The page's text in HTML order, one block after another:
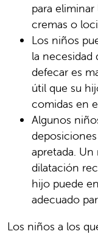
para
cremas o
Los niños
la necesidad
defecar es
útil que su
comidas en
Algunos
apretada.
dilatación
hijo puede
adecuado
Los niños a los